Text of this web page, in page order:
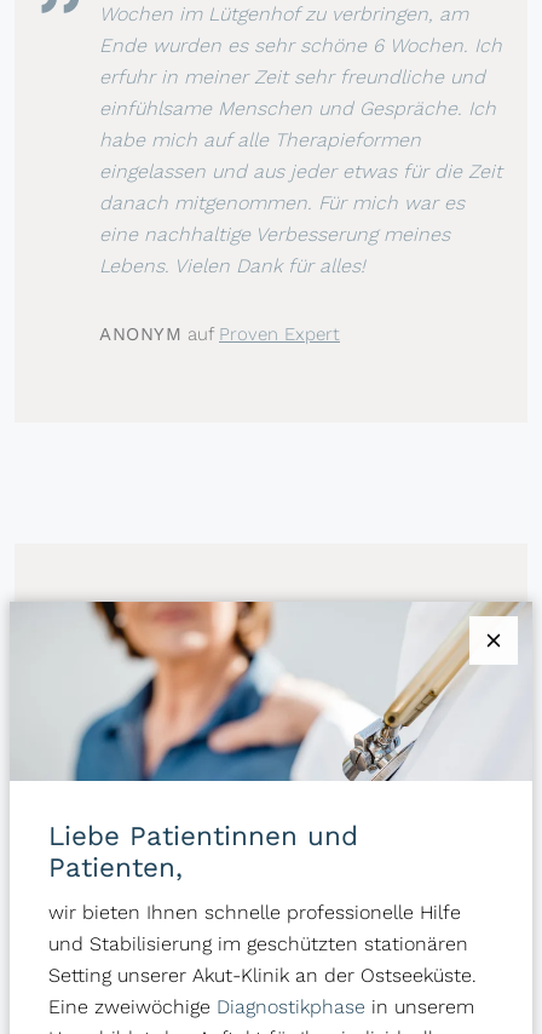
Wochen im Lütgenhof zu verbringen, am
Ende wurden es sehr schöne 6 Wochen. Ich
erfuhr in meiner Zeit sehr freundliche und
einfühlsame Menschen und Gespräche. Ich
habe mich auf alle Therapieformen
eingelassen und aus jeder etwas für die Zeit
danach mitgenommen. Für mich war es
eine nachhaltige Verbesserung meines
Lebens. Vielen Dank für alles!
ANONYM auf Proven Expert
BEWERTET MIT 5 VON 5 STERNEN
Sehr geehrtes Team von Ärzten,
Pflegepersonal und Service-Team, ich
hier in diese Bewertung einfließen lassen.
Ich habe mich wahrgenommen und vor
Sicht ist für mich die ganzheitliche
Betrachtungsweise und die exzellente
Diagnostik der Grundstein gewesen, um
mich in Richtung Genesung bewegen zu
Liebe Patientinnen und
Patienten,
wir bieten Ihnen schnelle professionelle Hilfe
und Stabilisierung im geschützten stationären
Setting unserer Akut-Klinik an der Ostseeküste.
Eine zweiwöchige Diagnostikphase in unserem